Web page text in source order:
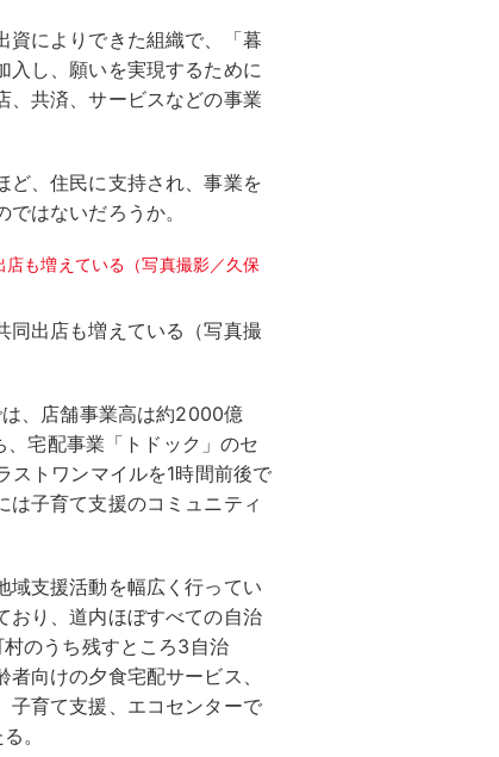
資によりできた組織で、「暮
入し、願いを実現するために
、共済、サービスなどの事業
ど、住民に支持され、事業を
はないだろうか。
出店も増えている（写真撮
、店舗事業高は約2000億
宅配事業「トドック」のセ
ストワンマイルを1時間前後で
は子育て支援のコミュニティ
域支援活動を幅広く行ってい
おり、道内ほぼすべての自治
のうち残すところ3自治
向けの夕食宅配サービス、
子育て支援、エコセンターで
。